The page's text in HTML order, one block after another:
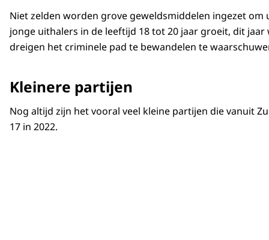
Niet zelden worden grove geweldsmiddelen ingezet
jonge uithalers in de leeftijd 18 tot 20 jaar groeit, dit
dreigen het criminele pad te bewandelen te
Kleinere partijen
Nog altijd zijn het vooral veel kleine partijen die vanuit
17 in 2022.